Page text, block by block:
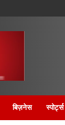
बिज़नेस स्पोर्ट्स